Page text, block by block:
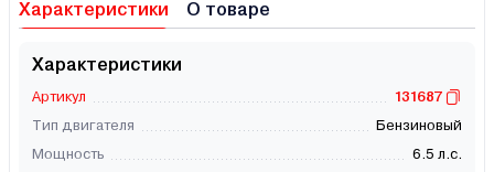
Характеристики О товаре
Характеристики
Артикул
131687
Тип двигателя
Бензиновый
Мощность
6.5 л.с.